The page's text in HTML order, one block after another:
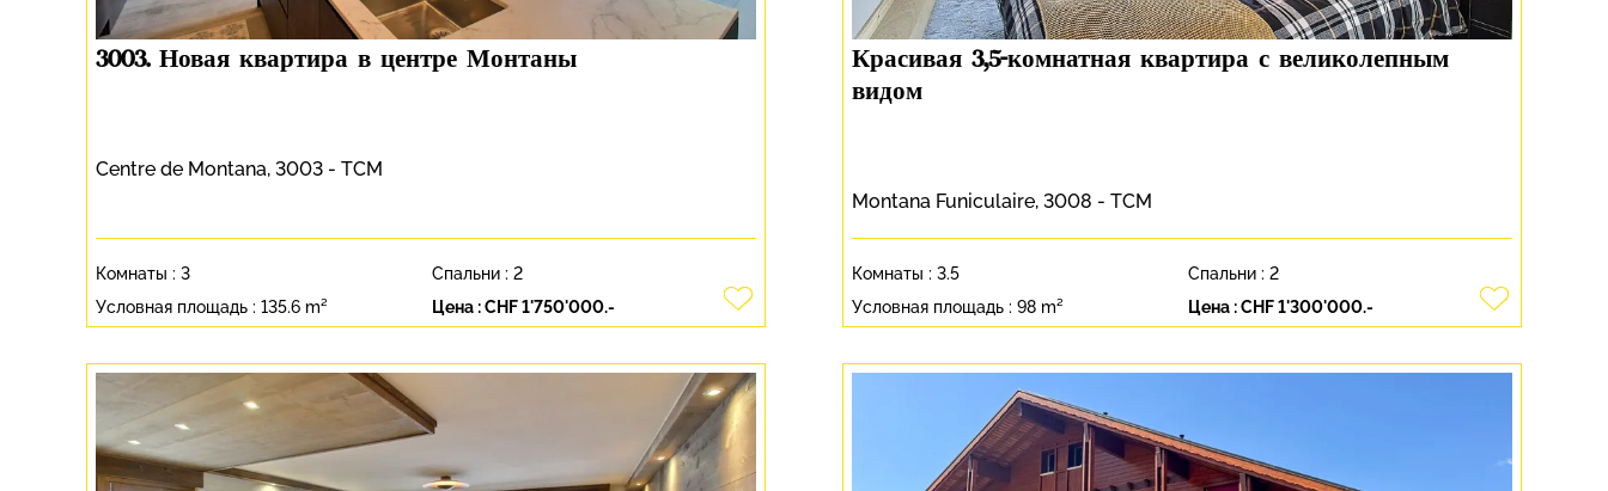
3003. Новая квартира в центре Монтаны
Centre de Montana, 3003 - TCM
Цена :CHF 1'750'000.-
Комнаты : 3 Спальни : 2
Условная площадь : 135.6 m²
Красивая 3,5-комнатная квартира с великолепным
видом
Montana Funiculaire, 3008 - TCM
Цена :CHF 1'300'000.-
Комнаты : 3.5 Спальни : 2
Условная площадь : 98 m²